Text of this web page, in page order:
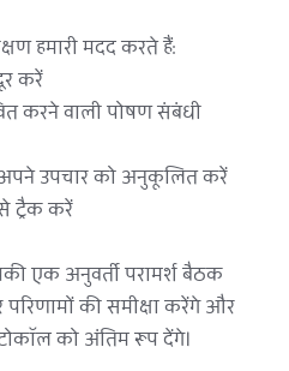
हमारी मदद करते हैं:
करें
करने वाली पोषण संबंधी
उपचार को अनुकूलित करें
ट्रैक करें
एक अनुवर्ती परामर्श बैठक
की समीक्षा करेंगे और
को अंतिम रूप देंगे।